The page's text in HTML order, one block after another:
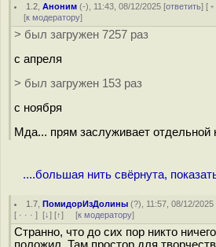
1.2 ,Аноним (-), 11:43, 08/12/2025 [ответить] [
[к модератору]
> был загружен 7257 раз
с апреля
> был загружен 153 раз
с ноября
Мда... прям заслуживает отдельной
....большая нить свёрнута,
1.7 ,ПомидорИзДолины (?), 11:57, 08/12/2025
[ · · · ] [↓] [↑] [к модератору]
Странно, что до сих пор никто